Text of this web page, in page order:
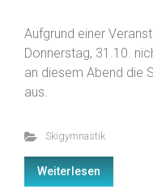
Aufgrund einer
Donnerstag, 31.10.
an diesem Abend die
aus.
Skigymnastik
Weiterlesen